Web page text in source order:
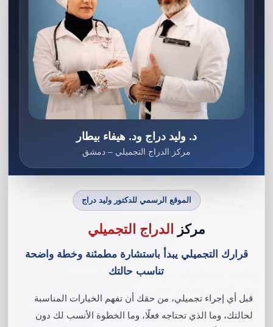
وبالفعل سافرت عند أقاربها في سوريا وحددت موعد
عمليتها بعد مناقشة طبية بين الفريق الطبي لحالتها
الصحية وفي يوم ١٢/١/٢٠٢٥ أجرت عملية شفط الدهون
وتغيرت حياتها ١٨٠ درجة بعد تلك اللحظة.
لا آلام لا أوجاع كما توقعت خلال أسبوع عادت تتحرك
وكأنها إنسانة جديدة ولدت من جديد.
وقالت: هذا المركز غير حياتي صرت أضهر بكل ثقة
وحب لذاتي وصحتي تغيرت بفضل احترافكن لعملكن،
شكرا من القلب.
د. وليد دراج ود. هيفاء بيطار
مركز الدراج التجميلي – دمشق
الموقع الرسمي للدكتور وليد دراج
مركز الدراج التجميلي
قرارك التجميلي يبدأ باستشارة مطمئنة وخطة واضحة
تناسب حالتك
قبل أي إجراء تجميلي، من حقك أن تفهم الخيارات المناسبة
لحالتك، وما الذي تحتاجه فعلًا، وما الخطوة الأنسب لك دون